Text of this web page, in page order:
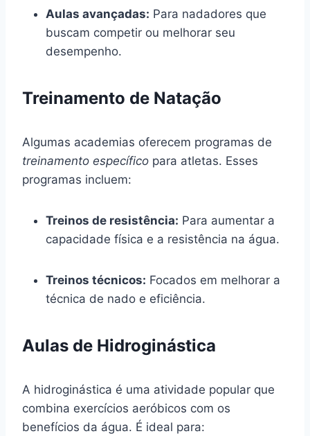
Aulas avançadas: Para nadadores que
buscam competir ou melhorar seu
desempenho.
Treinamento de Natação
Algumas academias oferecem programas de
treinamento específico para atletas. Esses
programas incluem:
Treinos de resistência: Para aumentar a
capacidade física e a resistência na água.
Treinos técnicos: Focados em melhorar a
técnica de nado e eficiência.
Aulas de Hidroginástica
A hidroginástica é uma atividade popular que
combina exercícios aeróbicos com os
benefícios da água. É ideal para: